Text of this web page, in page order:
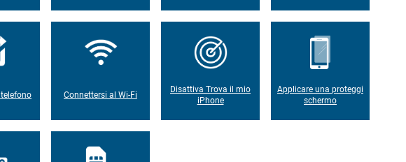
Connettersi al Wi-Fi
Disattiva Trova il mio
iPhone
Applicare una proteggi
schermo